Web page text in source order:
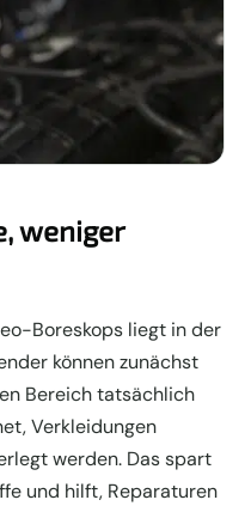
weniger
Boreskops liegt in der
können zunächst
Bereich tatsächlich
Verkleidungen
werden. Das spart
und hilft, Reparaturen